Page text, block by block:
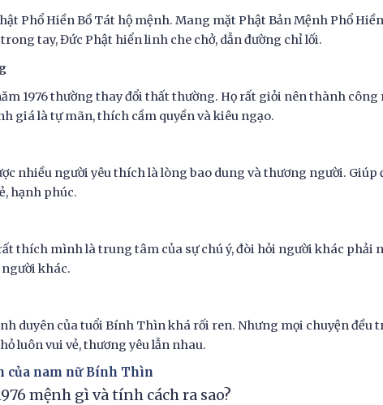
Phổ Hiền Bồ Tát hộ mệnh. Mang mặt Phật Bản Mệnh Phổ
tay, Đức Phật hiển linh che chở, dẫn đường chỉ lối.
1976 thường thay đổi thất thường. Họ rất giỏi nên thành
giá là tự mãn, thích cầm quyền và kiêu ngạo.
nhiều người yêu thích là lòng bao dung và thương người. Giúp
hạnh phúc.
thích mình là trung tâm của sự chú ý, đòi hỏi người khác phải
khác.
duyên của tuổi Bính Thìn khá rối ren. Nhưng mọi chuyện đều
luôn vui vẻ, thương yêu lẫn nhau.
của nam nữ Bính Thìn
mệnh gì và tính cách ra sao?